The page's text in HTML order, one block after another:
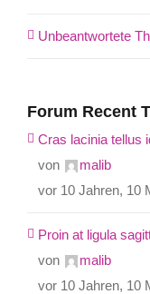
Unbeantwortete
Forum Recent
Cras lacinia tellus
von
malib
vor 10 Jahren, 10
Proin at ligula
von
malib
vor 10 Jahren, 10